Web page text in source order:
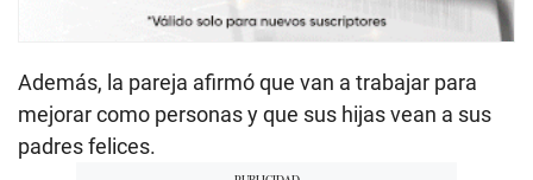
Además, la pareja afirmó que van a trabajar para
mejorar como personas y que sus hijas vean a sus
padres felices.